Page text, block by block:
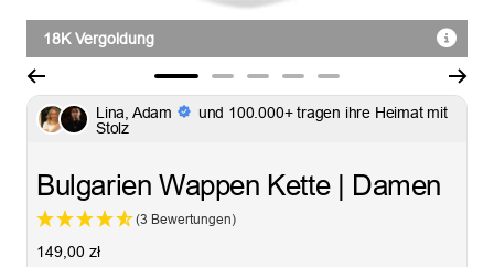
18K Vergoldung
Slide
SlideSlideSlideSlide
Lina, Adam
und 100.000+ tragen ihre Heimat mit
Stolz
Bulgarien Wappen Kette | Damen
(3 Bewertungen)
Angebotspreis
149,00 zł